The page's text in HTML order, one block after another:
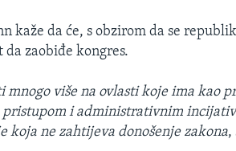
kaže da će, s obzirom da se
zaobiđe kongres.
mnogo više na ovlasti koje ima kao
i administrativnim
koja ne zahtijeva donošenje zakona,